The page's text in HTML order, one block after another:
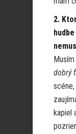
2.
dobrý
kapiel